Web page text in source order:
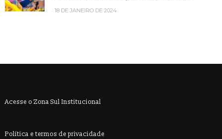
18 DE JANEIRO DE 2024
Acesse o Zona Sul Institucional
Política e termos de privacidade